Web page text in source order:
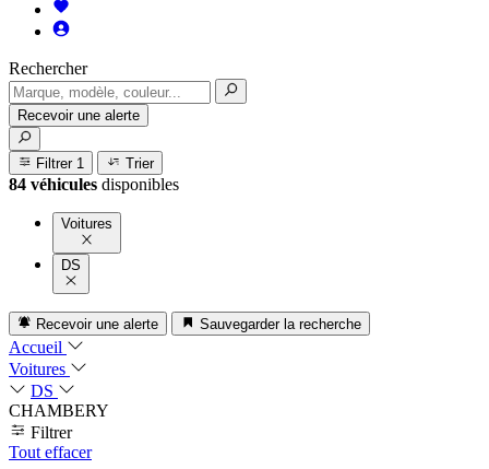
Rechercher
Recevoir une alerte
Filtrer 1 Trier
84 véhicules disponibles
Voitures
DS
Recevoir une alerte Sauvegarder la recherche
Accueil
Voitures
DS
CHAMBERY
Filtrer
Tout effacer